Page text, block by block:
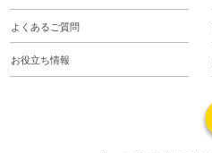
よくあるご質問
お役立ち情報